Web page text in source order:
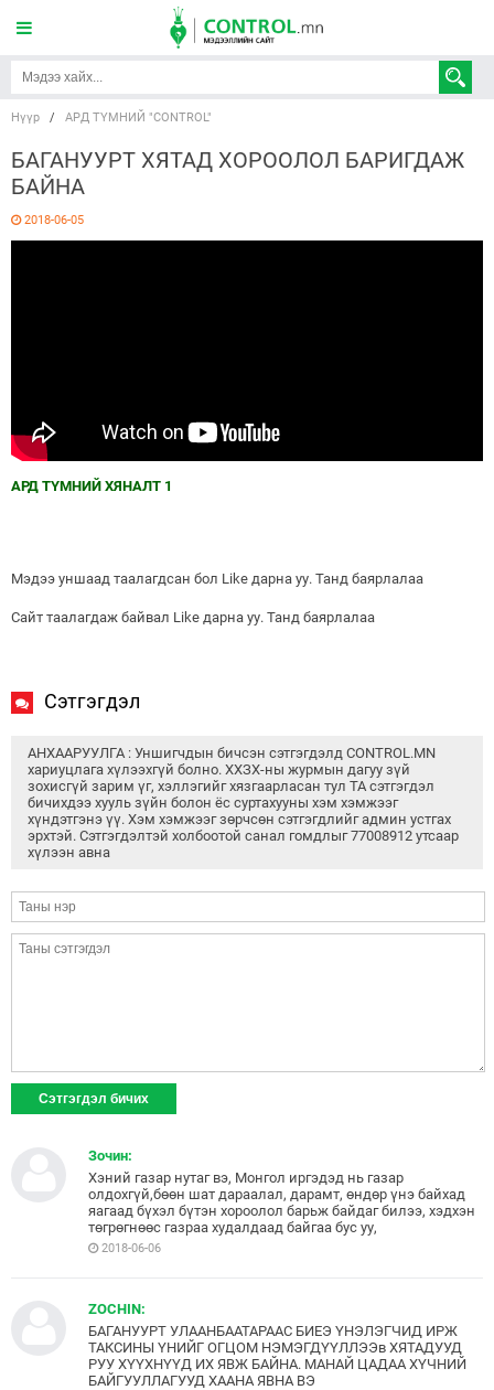
Нүүр / АРД ТҮМНИЙ "CONTROL"
БАГАНУУРТ ХЯТАД ХОРООЛОЛ БАРИГДАЖ
БАЙНА
2018-06-05
АРД ТҮМНИЙ ХЯНАЛТ 1
Мэдээ уншаад таалагдсан бол Like дарна уу. Танд баярлалаа
Сайт таалагдаж байвал Like дарна уу. Танд баярлалаа
Сэтгэгдэл
АНХААРУУЛГА : Уншигчдын бичсэн сэтгэгдэлд CONTROL.MN
хариуцлага хүлээхгүй болно. ХХЗХ-ны журмын дагуу зүй
зохисгүй зарим үг, хэллэгийг хязгаарласан тул ТА сэтгэгдэл
бичихдээ хууль зүйн болон ёс суртахууны хэм хэмжээг
хүндэтгэнэ үү. Хэм хэмжээг зөрчсөн сэтгэгдлийг админ устгах
эрхтэй. Сэтгэгдэлтэй холбоотой санал гомдлыг 77008912 утсаар
хүлээн авна
Зочин:
Хэний газар нутаг вэ, Монгол иргэдэд нь газар
олдохгүй,бөөн шат дараалал, дарамт, өндөр үнэ байхад
яагаад бүхэл бүтэн хороолол барьж байдаг билээ, хэдхэн
төгрөгнөөс газраа худалдаад байгаа бус уу,
2018-06-06
ZOCHIN:
БАГАНУУРТ УЛААНБААТАРААС БИЕЭ ҮНЭЛЭГЧИД ИРЖ
ТАКСИНЫ ҮНИЙГ ОГЦОМ НЭМЭГДҮҮЛЛЭЭв ХЯТАДУУД
РУУ ХҮҮХНҮҮД ИХ ЯВЖ БАЙНА. МАНАЙ ЦАДАА ХҮЧНИЙ
БАЙГУУЛЛАГУУД ХААНА ЯВНА ВЭ